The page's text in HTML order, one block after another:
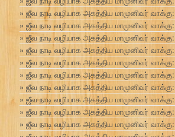
ஜீவ நாடி வழியாக அகத்திய மாமுனிவர்
ஜீவ நாடி வழியாக அகத்திய மாமுனிவர்
ஜீவ நாடி வழியாக அகத்திய மாமுனிவர்
ஜீவ நாடி வழியாக அகத்திய மாமுனிவர் வாக்கு:
ஜீவ நாடி வழியாக அகத்திய மாமுனிவர்
ஜீவ நாடி வழியாக அகத்திய மாமுனிவர்
ஜீவ நாடி வழியாக அகத்திய மாமுனிவர்
ஜீவ நாடி வழியாக அகத்திய மாமுனிவர்
ஜீவ நாடி வழியாக அகத்திய மாமுனிவர்
ஜீவ நாடி வழியாக அகத்திய மாமுனிவர்